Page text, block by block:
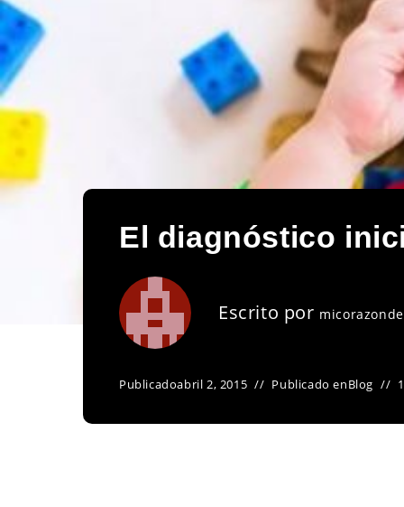
El diagnóstico
Escrito por
Publicadoabril 2, 2015 Publicado enBlog